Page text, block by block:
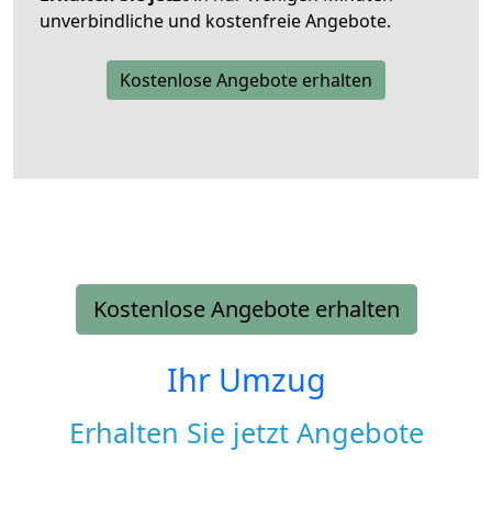
unverbindliche und kostenfreie Angebote.
Kostenlose Angebote erhalten
Kostenlose Angebote erhalten
Ihr Umzug
Erhalten Sie jetzt Angebote